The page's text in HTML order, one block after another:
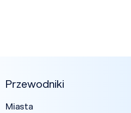
Przewodniki
Miasta